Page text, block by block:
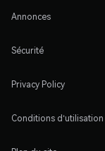
Annonces
Sécurité
Privacy Policy
Conditions d'utilisation